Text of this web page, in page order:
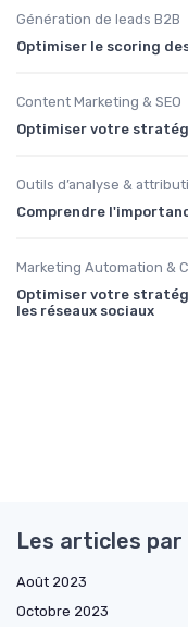
Génération de leads B2B
Optimiser le scoring
Content Marketing & SEO
Optimiser votre
Outils d’analyse &
Comprendre
Marketing Automation &
Optimiser votre
les réseaux sociaux
Les articles
Août 2023
Octobre 2023